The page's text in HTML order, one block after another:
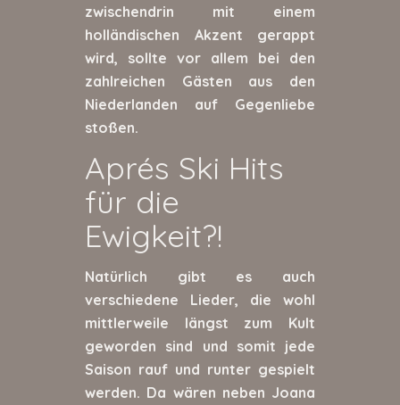
zwischendrin mit einem
holländischen Akzent gerappt
wird, sollte vor allem bei den
zahlreichen Gästen aus den
Niederlanden auf Gegenliebe
stoßen.
Aprés Ski Hits
für die
Ewigkeit?!
Natürlich gibt es auch
verschiedene Lieder, die wohl
mittlerweile längst zum Kult
geworden sind und somit jede
Saison rauf und runter gespielt
werden. Da wären neben Joana